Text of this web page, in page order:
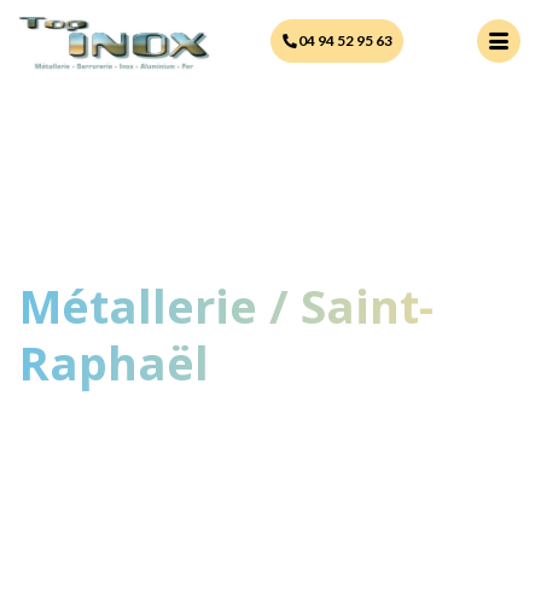
principal
04 94 52 95 63
Métallerie / Saint-
Raphaël